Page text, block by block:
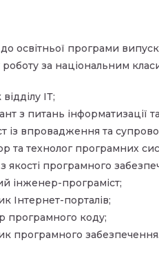
освітньої програми
за національним
ІТ;
з питань інформатизації
із впровадження та
та технолог програмних
якості програмного
інженер-програміст;
Інтернет-порталів;
програмного коду;
програмного забезпечення.